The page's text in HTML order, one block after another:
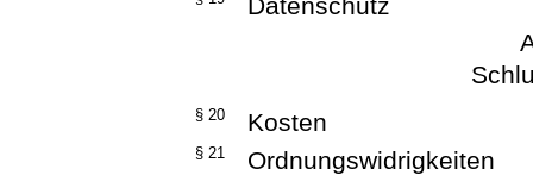
§ 20 Kosten
§ 21 Ordnungswidrigkeiten